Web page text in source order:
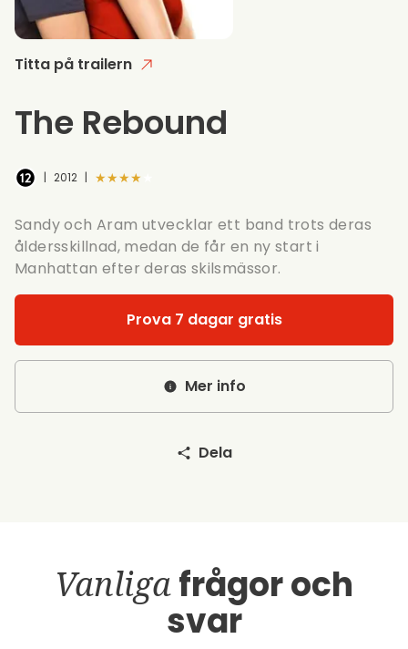
Titta på trailern
The Rebound
| 2012 | ★★★★★
Sandy och Aram utvecklar ett band trots deras
åldersskillnad, medan de får en ny start i
Manhattan efter deras skilsmässor.
Prova 7 dagar gratis
Mer info
Dela
Vanligafrågor och
svar